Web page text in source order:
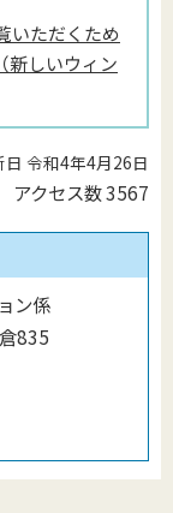
いただくため
新しいウィン
日 令和4年4月26日
アクセス数3567
ン係
835